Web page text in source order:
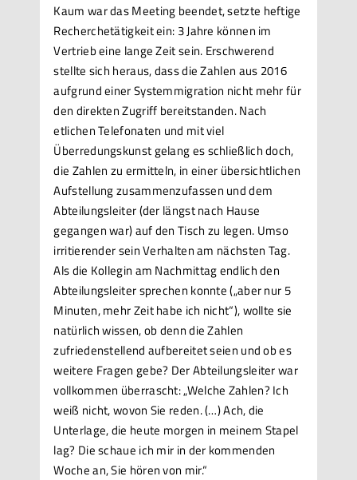
Kaum war das Meeting beendet, setzte heftige
Recherchetätigkeit ein: 3 Jahre können im
Vertrieb eine lange Zeit sein. Erschwerend
stellte sich heraus, dass die Zahlen aus 2016
aufgrund einer Systemmigration nicht mehr für
den direkten Zugriff bereitstanden. Nach
etlichen Telefonaten und mit viel
Überredungskunst gelang es schließlich doch,
die Zahlen zu ermitteln, in einer übersichtlichen
Aufstellung zusammenzufassen und dem
Abteilungsleiter (der längst nach Hause
gegangen war) auf den Tisch zu legen. Umso
irritierender sein Verhalten am nächsten Tag.
Als die Kollegin am Nachmittag endlich den
Abteilungsleiter sprechen konnte („aber nur 5
Minuten, mehr Zeit habe ich nicht“), wollte sie
natürlich wissen, ob denn die Zahlen
zufriedenstellend aufbereitet seien und ob es
weitere Fragen gebe? Der Abteilungsleiter war
vollkommen überrascht: „Welche Zahlen? Ich
weiß nicht, wovon Sie reden. (…) Ach, die
Unterlage, die heute morgen in meinem Stapel
lag? Die schaue ich mir in der kommenden
Woche an, Sie hören von mir.“